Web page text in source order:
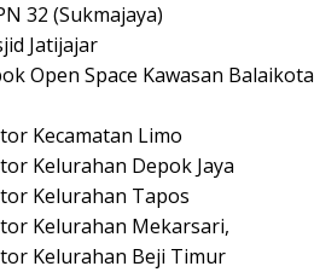
32 (Sukmajaya)
Jatijajar
Open Space Kawasan Balaikota
Kecamatan Limo
Kelurahan Depok Jaya
Kelurahan Tapos
Kelurahan Mekarsari,
Kelurahan Beji Timur